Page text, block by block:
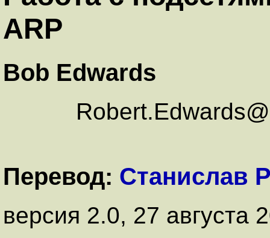
ARP
Bob Edwards
Перевод: Станислав
версия 2.0, 27 августа